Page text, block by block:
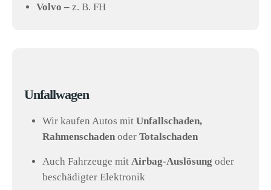
Volvo – z. B. FH
Unfallwagen
Wir kaufen Autos mit Unfallschaden,
Rahmenschaden oder Totalschaden
Auch Fahrzeuge mit Airbag-Auslösung oder
beschädigter Elektronik